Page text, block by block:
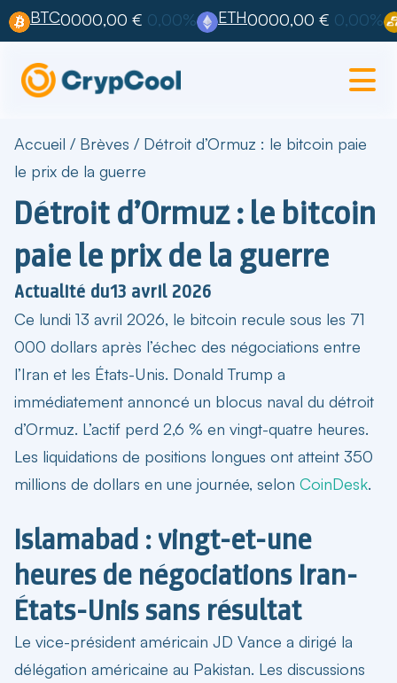
BTC0000,00 € 0,00% ETH0000,00 € 0,00%
Accueil / Brèves / Détroit d’Ormuz : le bitcoin paie
le prix de la guerre
Détroit d’Ormuz : le bitcoin
paie le prix de la guerre
Actualité du13 avril 2026
Ce lundi 13 avril 2026, le bitcoin recule sous les 71
000 dollars après l’échec des négociations entre
l’Iran et les États-Unis. Donald Trump a
immédiatement annoncé un blocus naval du détroit
d’Ormuz. L’actif perd 2,6 % en vingt-quatre heures.
Les liquidations de positions longues ont atteint 350
millions de dollars en une journée, selon CoinDesk.
Islamabad : vingt-et-une
heures de négociations Iran-
États-Unis sans résultat
Le vice-président américain JD Vance a dirigé la
délégation américaine au Pakistan. Les discussions